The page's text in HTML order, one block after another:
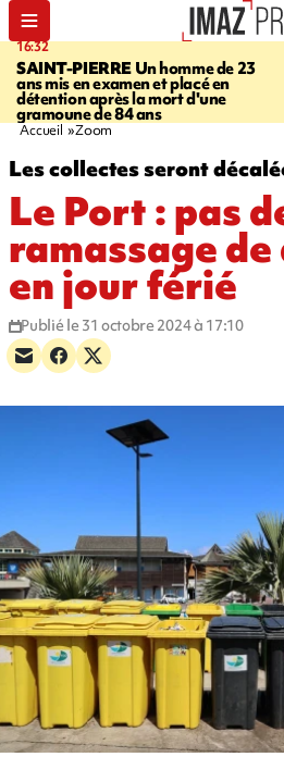
16:32
SAINT-PIERREUn homme de 23
ans mis en examen et placé en
détention après la mort d'une
gramoune de 84 ans
Accueil Zoom
Les collectes seront
Le Port : pas
ramassage
en jour férié
Publié le 31 octobre 2024 à 17:10